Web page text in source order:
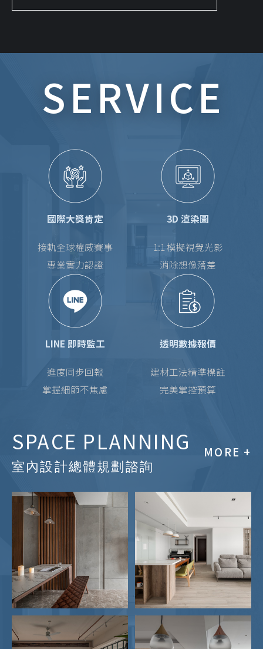
SERVICE
國際大獎肯定
接軌全球權威賽事
專業實力認證
3D 渲染圖
1:1 模擬視覺光影
消除想像落差
LINE 即時監工
進度同步回報
掌握細節不焦慮
透明數據報價
建材工法精準標註
完美掌控預算
SPACE PLANNING
室內設計總體規劃諮詢
MORE +